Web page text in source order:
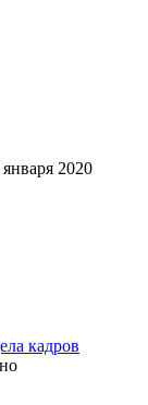
января 2020
кадров